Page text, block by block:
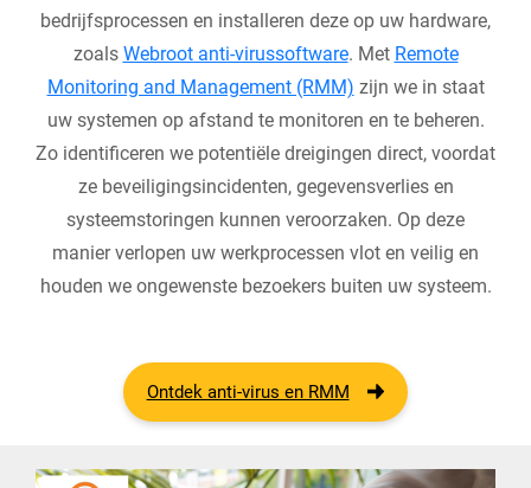
bedrijfsprocessen en installeren deze op uw hardware,
zoals Webroot anti-virussoftware. Met Remote
Monitoring and Management (RMM) zijn we in staat
uw systemen op afstand te monitoren en te beheren.
Zo identificeren we potentiële dreigingen direct, voordat
ze beveiligingsincidenten, gegevensverlies en
systeemstoringen kunnen veroorzaken. Op deze
manier verlopen uw werkprocessen vlot en veilig en
houden we ongewenste bezoekers buiten uw systeem.
Ontdek anti-virus en RMM